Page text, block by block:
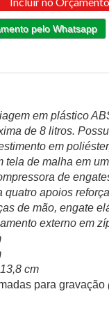
pelo Whatsapp
em plástico
de 8 litros.
em
tela de malha em
de
quatro apoios
de mão, engate
externo em
cm
para gravação